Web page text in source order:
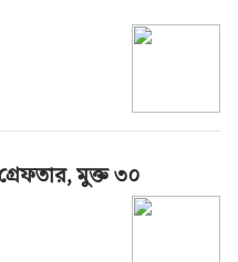
মুক্ত ৩০